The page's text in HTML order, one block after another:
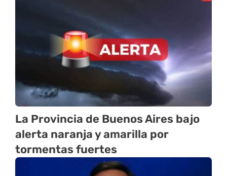
La Provincia de Buenos Aires bajo
alerta naranja y amarilla por
tormentas fuertes